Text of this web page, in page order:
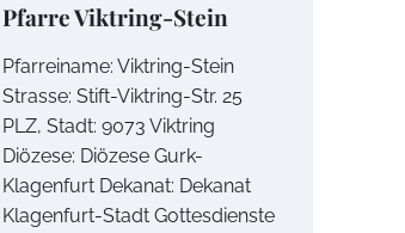
Pfarre Viktring-Stein
Pfarreiname: Viktring-Stein
Strasse: Stift-Viktring-Str. 25
PLZ, Stadt: 9073 Viktring
Diözese: Diözese Gurk-
Klagenfurt Dekanat: Dekanat
Klagenfurt-Stadt Gottesdienste